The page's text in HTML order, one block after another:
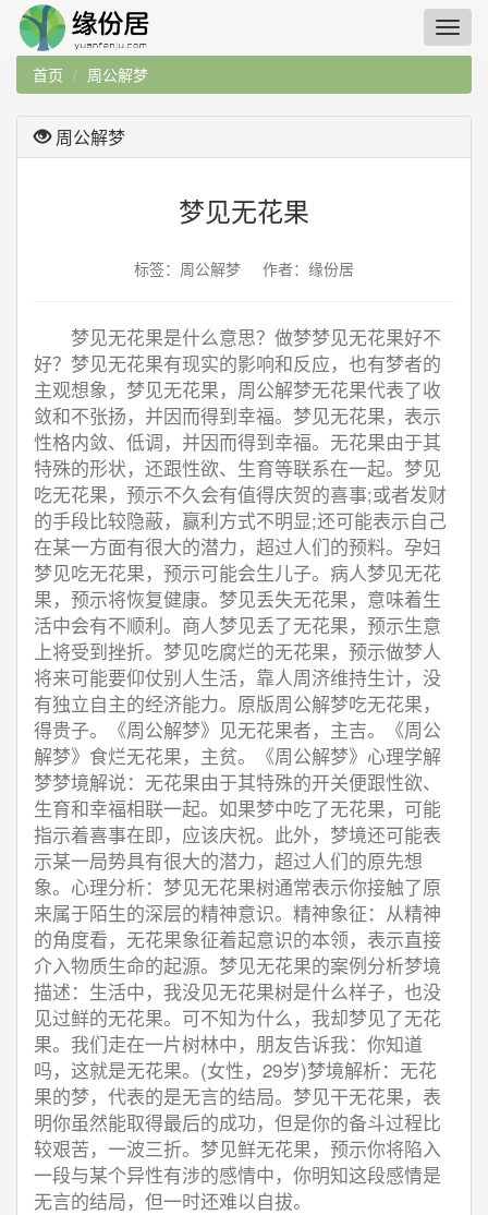
首页 周公解梦
周公解梦
梦见无花果
标签：周公解梦 作者：缘份居
梦见无花果是什么意思？做梦梦见无花果好不
好？梦见无花果有现实的影响和反应，也有梦者的
主观想象，梦见无花果，周公解梦无花果代表了收
敛和不张扬，并因而得到幸福。梦见无花果，表示
性格内敛、低调，并因而得到幸福。无花果由于其
特殊的形状，还跟性欲、生育等联系在一起。梦见
吃无花果，预示不久会有值得庆贺的喜事;或者发财
的手段比较隐蔽，赢利方式不明显;还可能表示自己
在某一方面有很大的潜力，超过人们的预料。孕妇
梦见吃无花果，预示可能会生儿子。病人梦见无花
果，预示将恢复健康。梦见丢失无花果，意味着生
活中会有不顺利。商人梦见丢了无花果，预示生意
上将受到挫折。梦见吃腐烂的无花果，预示做梦人
将来可能要仰仗别人生活，靠人周济维持生计，没
有独立自主的经济能力。原版周公解梦吃无花果，
得贵子。《周公解梦》见无花果者，主吉。《周公
解梦》食烂无花果，主贫。《周公解梦》心理学解
梦梦境解说：无花果由于其特殊的开关便跟性欲、
生育和幸福相联一起。如果梦中吃了无花果，可能
指示着喜事在即，应该庆祝。此外，梦境还可能表
示某一局势具有很大的潜力，超过人们的原先想
象。心理分析：梦见无花果树通常表示你接触了原
来属于陌生的深层的精神意识。精神象征：从精神
的角度看，无花果象征着起意识的本领，表示直接
介入物质生命的起源。梦见无花果的案例分析梦境
描述：生活中，我没见无花果树是什么样子，也没
见过鲜的无花果。可不知为什么，我却梦见了无花
果。我们走在一片树林中，朋友告诉我：你知道
吗，这就是无花果。(女性，29岁)梦境解析：无花
果的梦，代表的是无言的结局。梦见干无花果，表
明你虽然能取得最后的成功，但是你的备斗过程比
较艰苦，一波三折。梦见鲜无花果，预示你将陷入
一段与某个异性有涉的感情中，你明知这段感情是
无言的结局，但一时还难以自拔。